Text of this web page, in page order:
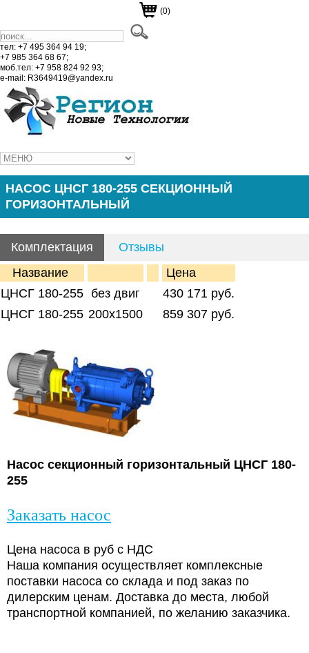
(0)
тел: +7 495 364 94 19;
+7 985 364 68 67;
моб.тел: +7 958 824 92 93;
e-mail: R3649419@yandex.ru
НАСОС ЦНСГ 180-255 СЕКЦИОННЫЙ
ГОРИЗОНТАЛЬНЫЙ
Комплектация
Отзывы
Название
Цена
ЦНСГ 180-255 без двиг
430 171 руб.
ЦНСГ 180-255 200х1500 859 307 руб.
Насос секционный горизонтальный ЦНСГ 180-
255
Заказать насос
Цена насоса в руб с НДС
Наша компания осуществляет комплексные
поставки насоса со склада и под заказ по
дилерским ценам. Доставка до места, любой
транспортной компанией, по желанию заказчика.